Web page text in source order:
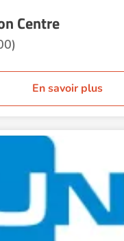
Centre
En savoir plus